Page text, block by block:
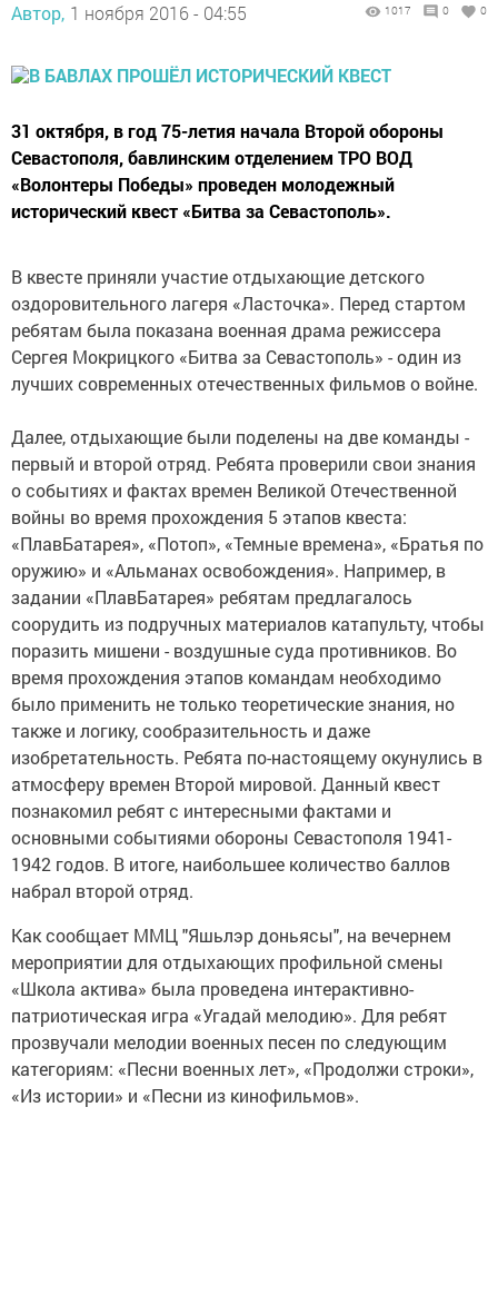
Автор, 1 ноября 2016 - 04:55 1017 0 0
31 октября, в год 75-летия начала Второй обороны
Севастополя, бавлинским отделением ТРО ВОД
«Волонтеры Победы» проведен молодежный
исторический квест «Битва за Севастополь».
В квесте приняли участие отдыхающие детского
оздоровительного лагеря «Ласточка». Перед стартом
ребятам была показана военная драма режиссера
Сергея Мокрицкого «Битва за Севастополь» - один из
лучших современных отечественных фильмов о войне.
Далее, отдыхающие были поделены на две команды -
первый и второй отряд. Ребята проверили свои знания
о событиях и фактах времен Великой Отечественной
войны во время прохождения 5 этапов квеста:
«ПлавБатарея», «Потоп», «Темные времена», «Братья по
оружию» и «Альманах освобождения». Например, в
задании «ПлавБатарея» ребятам предлагалось
соорудить из подручных материалов катапульту, чтобы
поразить мишени - воздушные суда противников. Во
время прохождения этапов командам необходимо
было применить не только теоретические знания, но
также и логику, сообразительность и даже
изобретательность. Ребята по-настоящему окунулись в
атмосферу времен Второй мировой. Данный квест
познакомил ребят с интересными фактами и
основными событиями обороны Севастополя 1941-
1942 годов. В итоге, наибольшее количество баллов
набрал второй отряд.
Как сообщает ММЦ "Яшьлэр доньясы", на вечернем
мероприятии для отдыхающих профильной смены
«Школа актива» была проведена интерактивно-
патриотическая игра «Угадай мелодию». Для ребят
прозвучали мелодии военных песен по следующим
категориям: «Песни военных лет», «Продолжи строки»,
«Из истории» и «Песни из кинофильмов».